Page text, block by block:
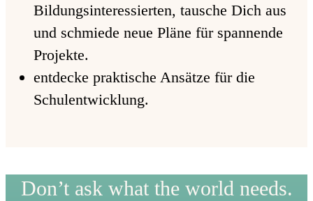
Bildungsinteressierten, tausche Dich aus
und schmiede neue Pläne für spannende
Projekte.
entdecke praktische Ansätze für die
Schulentwicklung.
Don’t ask what the world needs.